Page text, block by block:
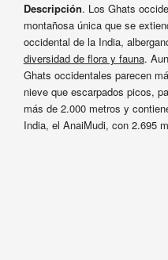
Descripción. Los Ghats
montañosa única que se
occidental de la India,
diversidad de flora y fauna.
Ghats occidentales parecen
nieve que escarpados picos,
más de 2.000 metros y
India, el AnaiMudi, con 2.695